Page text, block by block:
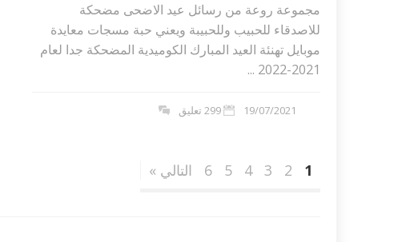
مجموعة روعة من رسائل عيد الاضحى مضحكة
للاصدقاء للحبيب وللحبيبة ويعني حبة مسجات معايدة
موبايل تهنئة العيد المبارك الكوميدية المضحكة جدا لعام
2021-2022 ...
19/07/2021 299 تعليق
1
2
3
4
5
6 التالي »